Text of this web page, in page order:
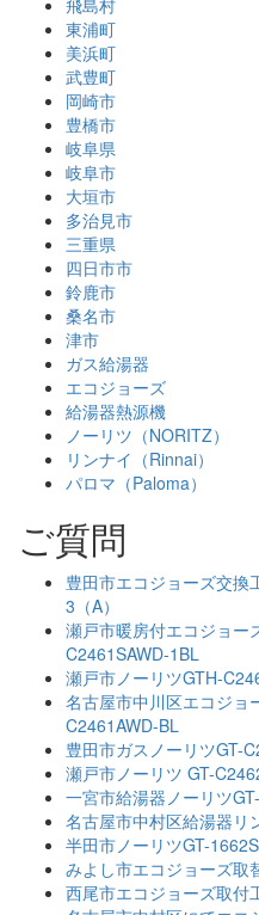
東浦町
美浜町
武豊町
岡崎市
豊橋市
岐阜県
岐阜市
大垣市
多治見市
三重県
四日市市
鈴鹿市
桑名市
津市
ガス給湯器
エコジョーズ
給湯器熱源機
ノーリツ（NORITZ）
リンナイ（Rinnai）
パロマ（Paloma）
ご質問
豊田市エコジョーズ交換
3（A）
瀬戸市暖房付エコジョー
C2461SAWD-1BL
瀬戸市ノーリツGTH-
名古屋市中川区エコジョ
C2461AWD-BL
豊田市ガスノーリツGT-
瀬戸市ノーリツ GT-
一宮市給湯器ノーリツ
名古屋市中村区給湯器リ
半田市ノーリツGT-
みよし市エコジョーズ取
西尾市エコジョーズ取付